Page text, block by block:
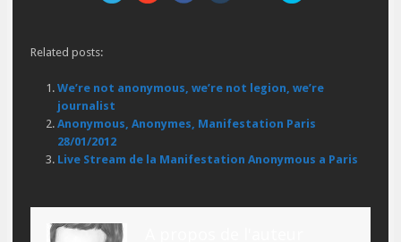
Related posts:
We’re not anonymous, we’re not legion, we’re
journalist
Anonymous, Anonymes, Manifestation Paris
28/01/2012
Live Stream de la Manifestation Anonymous a Paris